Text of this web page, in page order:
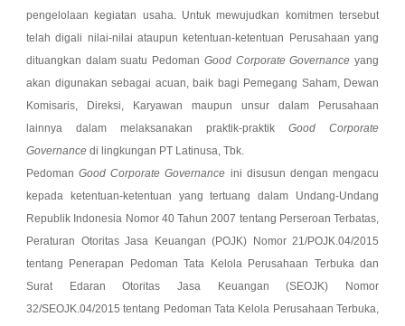
pengelolaan kegiatan usaha. Untuk mewujudkan komitmen tersebut
telah digali nilai-nilai ataupun ketentuan-ketentuan Perusahaan yang
dituangkan dalam suatu Pedoman Good Corporate Governanceyang
akan digunakan sebagai acuan, baik bagi Pemegang Saham, Dewan
Komisaris, Direksi, Karyawan maupun unsur dalam Perusahaan
lainnya dalam melaksanakan praktik-praktik Good Corporate
Governance di lingkungan PT Latinusa, Tbk.
PedomanGood Corporate Governance ini disusun dengan mengacu
kepada ketentuan-ketentuan yang tertuang dalam Undang-Undang
Republik Indonesia Nomor 40 Tahun 2007 tentang Perseroan Terbatas,
Peraturan Otoritas Jasa Keuangan (POJK) Nomor 21/POJK.04/2015
tentang Penerapan Pedoman Tata Kelola Perusahaan Terbuka dan
Surat Edaran Otoritas Jasa Keuangan (SEOJK) Nomor
32/SEOJK.04/2015 tentang Pedoman Tata Kelola Perusahaan Terbuka,